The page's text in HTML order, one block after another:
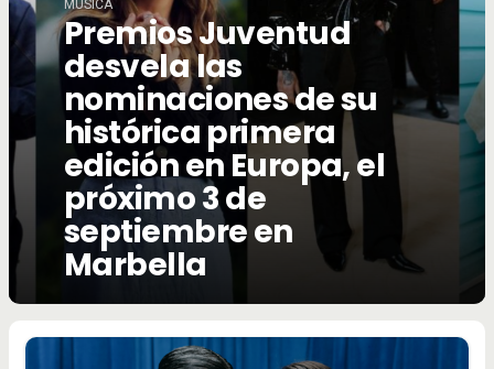
MÚSICA
Premios Juventud
desvela las
nominaciones de su
histórica primera
edición en Europa, el
próximo 3 de
septiembre en
Marbella